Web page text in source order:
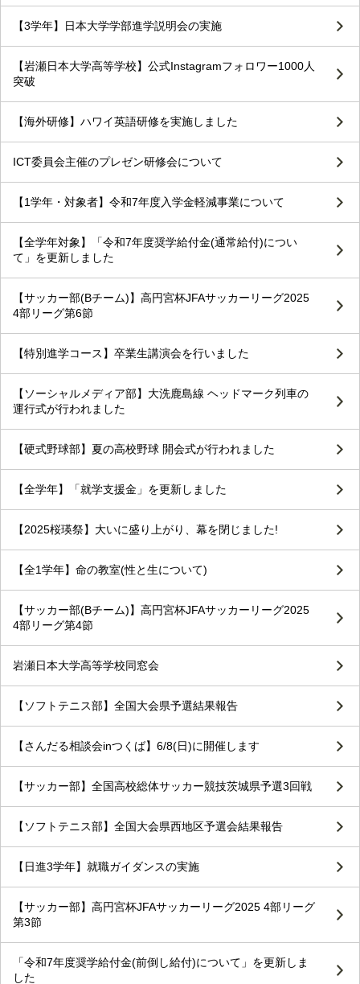
【3学年】日本大学学部進学説明会の実施
【岩瀬日本大学高等学校】公式Instagramフォロワー1000人
突破
【海外研修】ハワイ英語研修を実施しました
ICT委員会主催のプレゼン研修会について
【1学年・対象者】令和7年度入学金軽減事業について
【全学年対象】「令和7年度奨学給付金(通常給付)につい
て」を更新しました
【サッカー部(Bチーム)】高円宮杯JFAサッカーリーグ2025
4部リーグ第6節
【特別進学コース】卒業生講演会を行いました
【ソーシャルメディア部】大洗鹿島線 ヘッドマーク列車の
運行式が行われました
【硬式野球部】夏の高校野球 開会式が行われました
【全学年】「就学支援金」を更新しました
【2025桜瑛祭】大いに盛り上がり、幕を閉じました!
【全1学年】命の教室(性と生について)
【サッカー部(Bチーム)】高円宮杯JFAサッカーリーグ2025
4部リーグ第4節
岩瀬日本大学高等学校同窓会
【ソフトテニス部】全国大会県予選結果報告
【さんだる相談会inつくば】6/8(日)に開催します
【サッカー部】全国高校総体サッカー競技茨城県予選3回戦
【ソフトテニス部】全国大会県西地区予選会結果報告
【日進3学年】就職ガイダンスの実施
【サッカー部】高円宮杯JFAサッカーリーグ2025 4部リーグ
第3節
「令和7年度奨学給付金(前倒し給付)について」を更新しま
した